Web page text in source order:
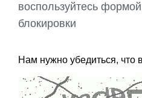
воспользуйтесь
блокировки
Нам нужно убедиться, что